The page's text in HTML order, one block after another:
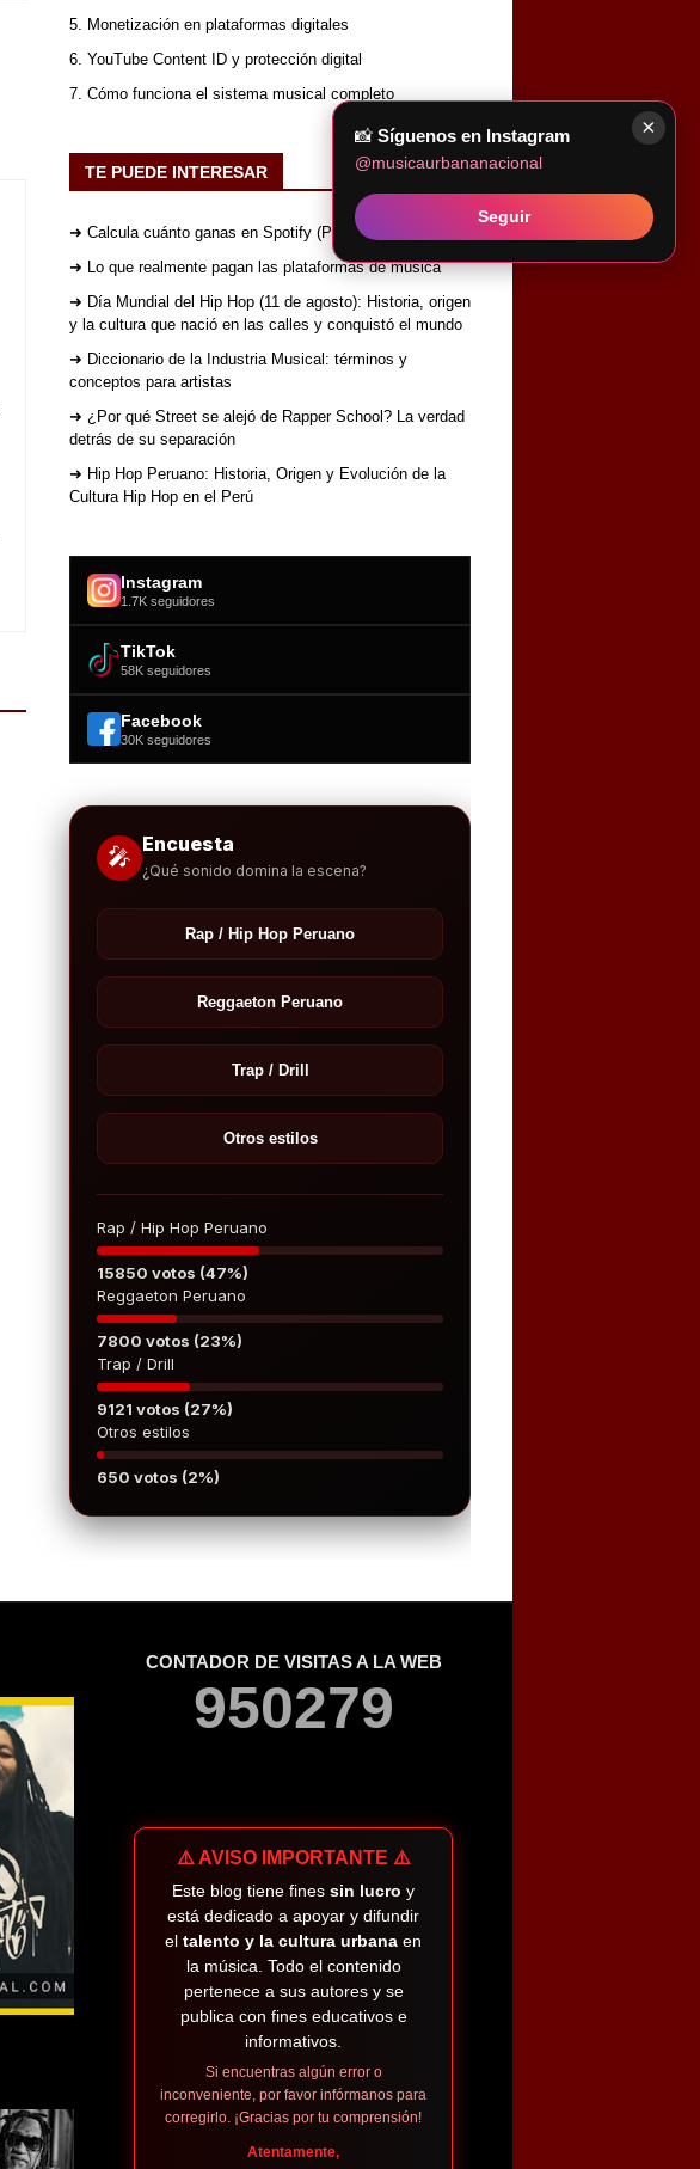
5. Monetización en plataformas digitales
6. YouTube Content ID y protección digital
7. Cómo funciona el sistema musical completo
TE PUEDE INTERESAR
➜ Calcula cuánto ganas en Spotify (Perú)
➜ Lo que realmente pagan las plataformas de música
➜ Día Mundial del Hip Hop (11 de agosto): Historia, origen
y la cultura que nació en las calles y conquistó el mundo
➜ Diccionario de la Industria Musical: términos y
conceptos para artistas
➜ ¿Por qué Street se alejó de Rapper School? La verdad
detrás de su separación
➜ Hip Hop Peruano: Historia, Origen y Evolución de la
Cultura Hip Hop en el Perú
Instagram
1.7K seguidores
TikTok
58K seguidores
Facebook
30K seguidores
🎤 Encuesta
¿Qué sonido domina la escena?
Rap / Hip Hop Peruano
Reggaeton Peruano
Trap / Drill
Otros estilos
Rap / Hip Hop Peruano
15850 votos (47%)
Reggaeton Peruano
7800 votos (23%)
Trap / Drill
9121 votos (27%)
Otros estilos
650 votos (2%)
×
📸 Síguenos en Instagram
@musicaurbananacional
Seguir
CONTADOR DE VISITAS A LA WEB
950279
⚠️ AVISO IMPORTANTE ⚠️
Este blog tiene finessin lucro y
está dedicado a apoyar y difundir
eltalento y la cultura urbana en
la música. Todo el contenido
pertenece a sus autores y se
publica con fines educativos e
informativos.
Si encuentras algún error o
inconveniente, por favor infórmanos para
corregirlo. ¡Gracias por tu comprensión!
Atentamente,